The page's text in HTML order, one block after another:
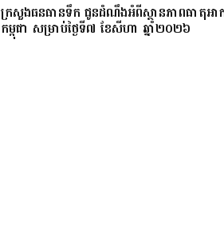
ក្រសួងធនធានទឹក ជូនដំណឹងអំពីស្ថានភាពធាតុអ
កម្ពុជា សម្រាប់ថ្ងៃទី៧ ខែសីហា ឆ្នាំ២០២៦